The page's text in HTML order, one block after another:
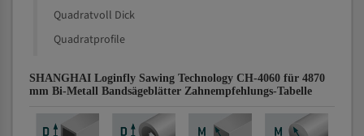
Quadratvoll Dick
Quadratprofile
SHANGHAI Loginfly Sawing Technology CH-4060 für 4870
mm Bi-Metall Bandsägeblätter Zahnempfehlungs-Tabelle